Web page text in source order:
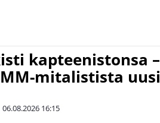
kapteenistonsa –
mitalistista uusi
06.08.2026 16:15